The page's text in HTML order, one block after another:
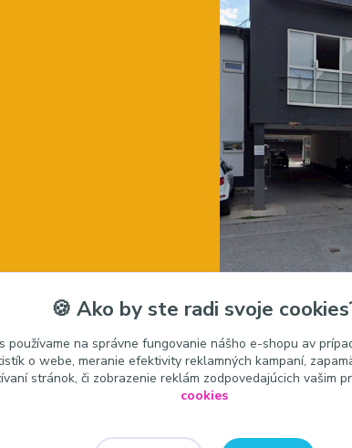
🍪 Ako by ste radi svoje
používame na správne fungovanie nášho e-shopu av
o webe, meranie efektivity reklamných kampaní,
stránok, či zobrazenie reklám zodpovedajúcich vašim
cookies